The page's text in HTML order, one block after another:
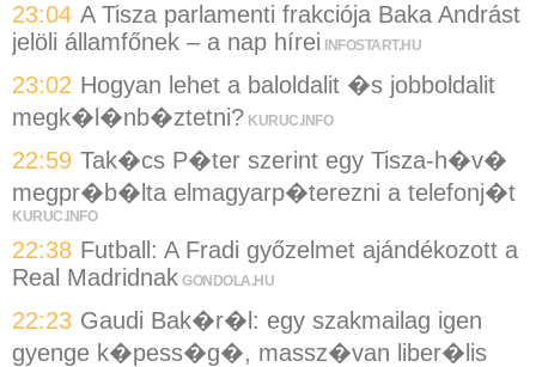
23:04 A Tisza parlamenti frakciója Baka Andrást
jelöli államfőnek – a nap hírei
INFOSTART.HU
23:02 Hogyan lehet a baloldalit �s jobboldalit
megk�l�nb�ztetni? KURUC.INFO
22:59 Tak�cs P�ter szerint egy Tisza-h�v�
megpr�b�lta elmagyarp�terezni a telefonj�t
KURUC.INFO
22:38 Futball: A Fradi győzelmet ajándékozott a
Real Madridnak GONDOLA.HU
22:23 Gaudi Bak�r�l: egy szakmailag igen
gyenge k�pess�g�, massz�van liber�lis